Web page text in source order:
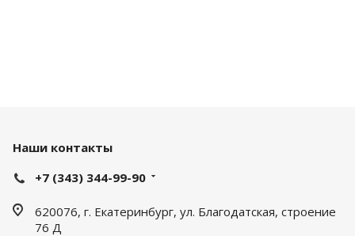
Наши контакты
+7 (343) 344-99-90
620076, г. Екатеринбург, ул. Благодатская, строение
76 Д